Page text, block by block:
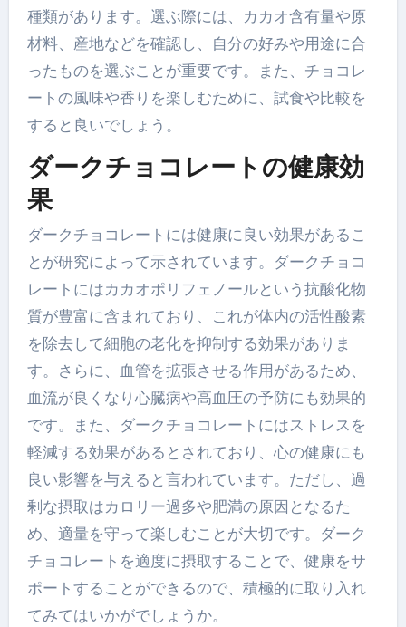
種類があります。選ぶ際には、カカオ含有量や原
材料、産地などを確認し、自分の好みや用途に合
ったものを選ぶことが重要です。また、チョコレ
ートの風味や香りを楽しむために、試食や比較を
すると良いでしょう。
ダークチョコレートの健康効
果
ダークチョコレートには健康に良い効果があるこ
とが研究によって示されています。ダークチョコ
レートにはカカオポリフェノールという抗酸化物
質が豊富に含まれており、これが体内の活性酸素
を除去して細胞の老化を抑制する効果がありま
す。さらに、血管を拡張させる作用があるため、
血流が良くなり心臓病や高血圧の予防にも効果的
です。また、ダークチョコレートにはストレスを
軽減する効果があるとされており、心の健康にも
良い影響を与えると言われています。ただし、過
剰な摂取はカロリー過多や肥満の原因となるた
め、適量を守って楽しむことが大切です。ダーク
チョコレートを適度に摂取することで、健康をサ
ポートすることができるので、積極的に取り入れ
てみてはいかがでしょうか。